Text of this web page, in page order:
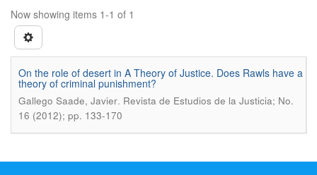
Now showing items 1-1 of 1
On the role of desert in A Theory of Justice. Does Rawls have a
theory of criminal punishment?
Gallego Saade, Javier. Revista de Estudios de la Justicia; No.
16 (2012); pp. 133-170